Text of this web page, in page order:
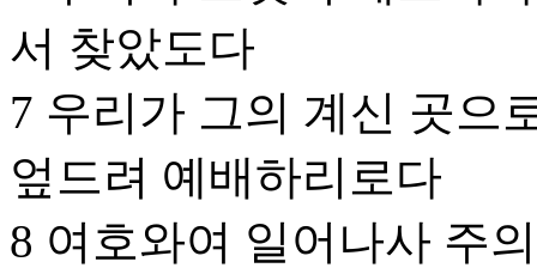
서 찾았도다
7 우리가 그의 계신 곳으
엎드려 예배하리로다
8 여호와여 일어나사 주